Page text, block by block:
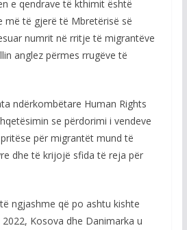
e qendrave të kthimit është
më të gjerë të Mbretërisë së
numrit në rritje të migrantëve
anglez përmes rrugëve të
ndërkombëtare Human Rights
se përdorimi i vendeve
për migrantët mund të
dhe të krijojë sfida të reja për
ngjashme që po ashtu kishte
Kosova dhe Danimarka u